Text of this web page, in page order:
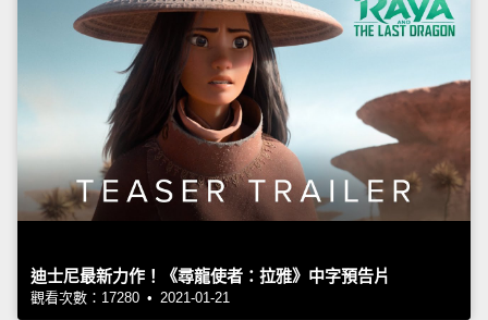
迪士尼最新力作！《尋龍使者：拉雅》中字預告片
觀看次數：17280 • 2021-01-21